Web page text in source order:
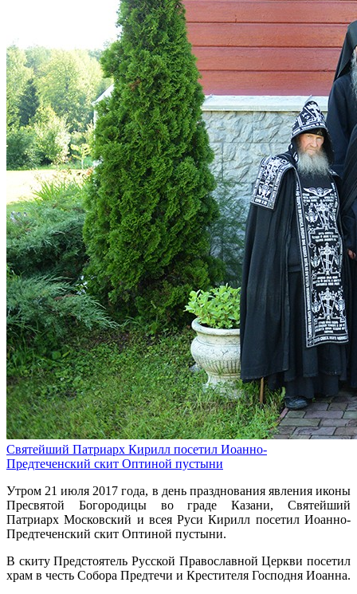
Святейший Патриарх Кирилл посетил Иоанно-
Предтеченский скит Оптиной пустыни
Утром 21 июля 2017 года, в день празднования явления иконы
Пресвятой Богородицы во граде Казани, Святейший
Патриарх Московский и всея Руси Кирилл посетил Иоанно-
Предтеченский скит Оптиной пустыни.
В скиту Предстоятель Русской Православной Церкви посетил
храм в честь Собора Предтечи и Крестителя Господня Иоанна.